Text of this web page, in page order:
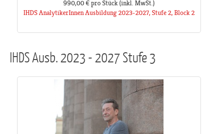
990,00 €pro Stück(inkl. MwSt.)
IHDS AnalytikerInnen Ausbildung 2023-2027, Stufe 2, Block 2
IHDS Ausb. 2023 - 2027 Stufe 3